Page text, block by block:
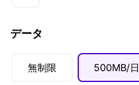
データ
無制限 500MB/日